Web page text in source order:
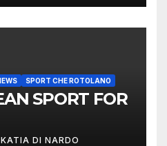
SPORT CHE ROTOLANO
SPORT FOR
KATIA DI NARDO